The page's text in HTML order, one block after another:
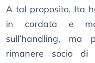
A tal proposito, Ita
in cordata e
sull’handling, ma
rimanere socio di